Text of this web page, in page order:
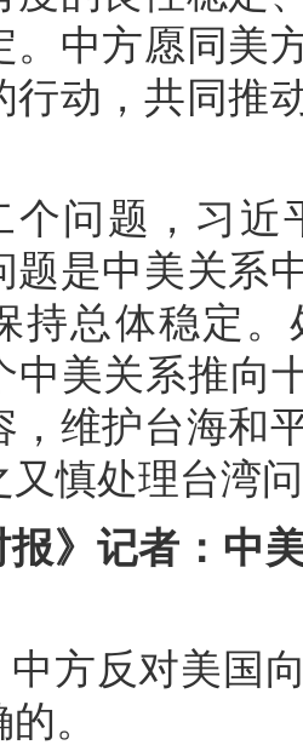
。中方愿同美
行动，共同推
个问题，习近
题是中美关系
持总体稳定
中美关系推向
，维护台海和
又慎处理台湾
报》记者：中
方反对美国
。